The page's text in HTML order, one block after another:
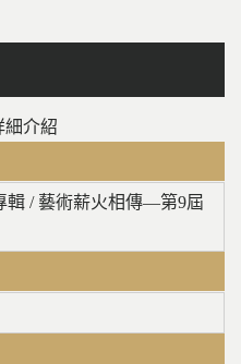
細介紹
/ 藝術薪火相傳—第9屆